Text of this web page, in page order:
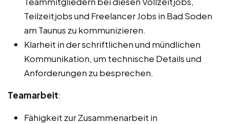
Teilzeitjobs und Freelancer Jobs in Bad Soden
am Taunus zu kommunizieren.
Klarheit in der schriftlichen und mündlichen
Kommunikation, um technische Details und
Anforderungen zu besprechen.
Teamarbeit:
Fähigkeit zur Zusammenarbeit in